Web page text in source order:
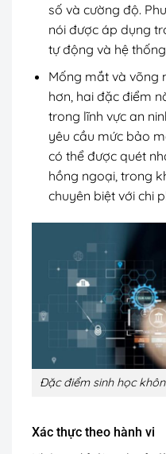
số và cường độ.
nói được áp dụng
tự động và hệ
Mống mắt và võng
hơn, hai đặc điểm
trong lĩnh vực an
yêu cầu mức bảo
có thể được quét
hồng ngoại, trong
chuyên biệt với chi
Đặc điểm sinh học
Xác thực theo hành vi